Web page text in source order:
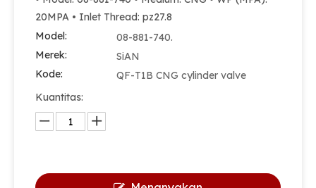
20MPA • Inlet Thread: pz27.8
Model:
08-881-740.
Merek:
SiAN
Kode:
QF-T1B CNG cylinder valve
Kuantitas: